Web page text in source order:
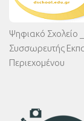
Ψηφιακό Σχολείο
Συσσωρευτής
Περιεχομένου